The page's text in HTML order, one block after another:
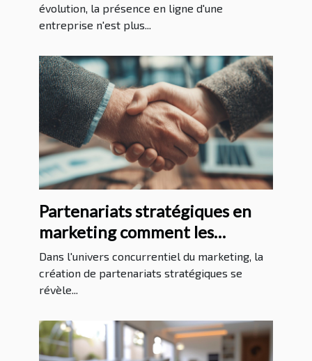
évolution, la présence en ligne d'une
entreprise n'est plus...
Partenariats stratégiques en
marketing comment les
identifier et les cultiver
Dans l'univers concurrentiel du marketing, la
création de partenariats stratégiques se
révèle...